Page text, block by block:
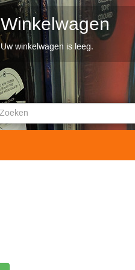
Winkelwagen
Uw winkelwagen is leeg.